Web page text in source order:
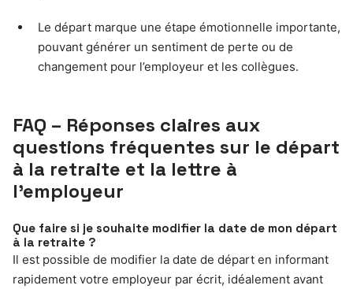
Le départ marque une étape émotionnelle importante,
pouvant générer un sentiment de perte ou de
changement pour l’employeur et les collègues.
FAQ – Réponses claires aux
questions fréquentes sur le départ
à la retraite et la lettre à
l’employeur
Que faire si je souhaite modifier la date de mon départ
à la retraite ?
Il est possible de modifier la date de départ en informant
rapidement votre employeur par écrit, idéalement avant